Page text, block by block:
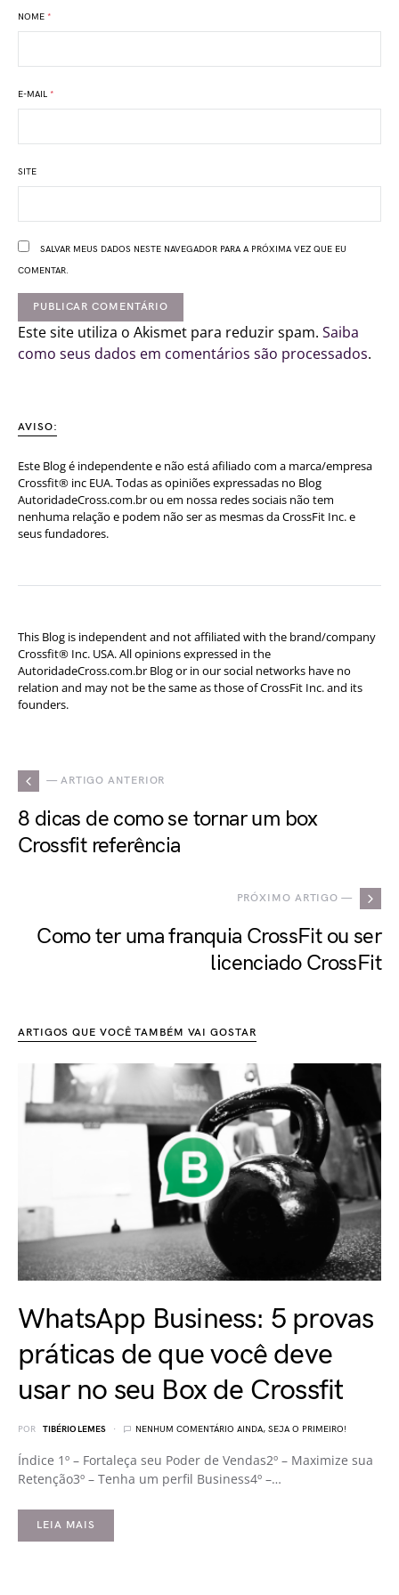
NOME *
E-MAIL *
SITE
SALVAR MEUS DADOS NESTE NAVEGADOR PARA A PRÓXIMA VEZ QUE EU
COMENTAR.
Este site utiliza o Akismet para reduzir spam. Saiba
como seus dados em comentários são processados.
AVISO:
Este Blog é independente e não está afiliado com a marca/empresa
Crossfit® inc EUA. Todas as opiniões expressadas no Blog
AutoridadeCross.com.br ou em nossa redes sociais não tem
nenhuma relação e podem não ser as mesmas da CrossFit Inc. e
seus fundadores.
This Blog is independent and not affiliated with the brand/company
Crossfit® Inc. USA. All opinions expressed in the
AutoridadeCross.com.br Blog or in our social networks have no
relation and may not be the same as those of CrossFit Inc. and its
founders.
— ARTIGO ANTERIOR
8 dicas de como se tornar um box
Crossfit referência
PRÓXIMO ARTIGO —
Como ter uma franquia CrossFit ou ser
licenciado CrossFit
ARTIGOS QUE VOCÊ TAMBÉM VAI GOSTAR
WhatsApp Business: 5 provas
práticas de que você deve
usar no seu Box de Crossfit
POR TIBÉRIO LEMES NENHUM COMENTÁRIO AINDA, SEJA O PRIMEIRO!
Índice 1º – Fortaleça seu Poder de Vendas2º – Maximize sua
Retenção3º – Tenha um perfil Business4º –…
LEIA MAIS